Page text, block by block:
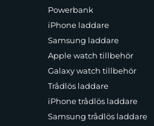
Powerbank
iPhone laddare
Samsung laddare
Apple watch tillbehör
Galaxy watch tillbehör
Trådlös laddare
iPhone trådlös laddare
Samsung trådlös laddare